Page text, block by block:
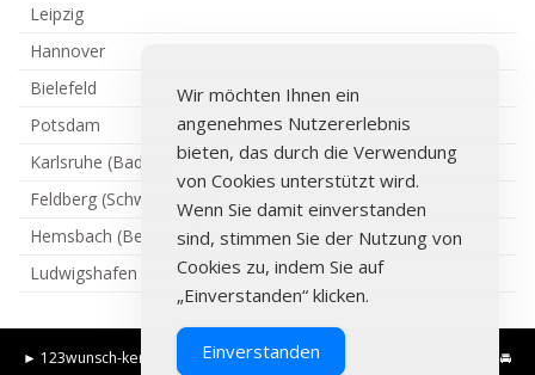
Leipzig
Hannover
Bielefeld
Potsdam
Karlsruhe (Baden)
Feldberg (Schwarzwald)
Hemsbach (Bergstraße)
Ludwigshafen am Rhein
► 123wunsch-kennzeichen.de|Günstige Mietwagen in Deiner Stadt
🚘
Wir möchten Ihnen ein
angenehmes Nutzererlebnis
bieten, das durch die Verwendung
von Cookies unterstützt wird.
Wenn Sie damit einverstanden
sind, stimmen Sie der Nutzung von
Cookies zu, indem Sie auf
„Einverstanden“ klicken.
Einverstanden